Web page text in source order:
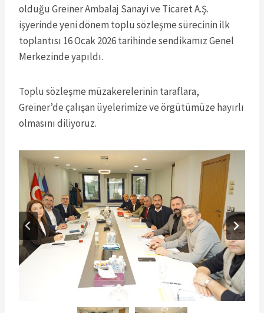
olduğu Greiner Ambalaj Sanayi ve Ticaret A.Ş.
işyerinde yeni dönem toplu sözleşme sürecinin ilk
toplantısı 16 Ocak 2026 tarihinde sendikamız Genel
Merkezinde yapıldı.
Toplu sözleşme müzakerelerinin taraflara,
Greiner’de çalışan üyelerimize ve örgütümüze hayırlı
olmasını diliyoruz.